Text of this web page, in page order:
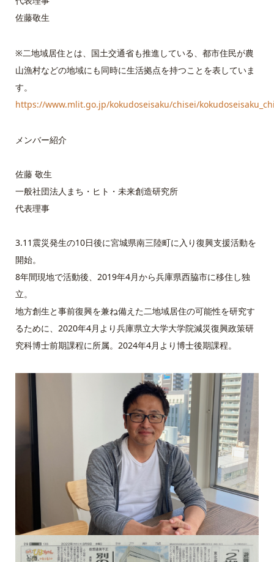
佐藤敬生
※二地域居住とは、国土交通省も推進している、都市住民が農
山漁村などの地域にも同時に生活拠点を持つことを表していま
す。
https://www.mlit.go.jp/kokudoseisaku/chisei/
メンバー紹介
佐藤 敬生
一般社団法人まち・ヒト・未来創造研究所
代表理事
3.11震災発生の10日後に宮城県南三陸町に入り復興支援活動を
開始。
8年間現地で活動後、2019年4月から兵庫県西脇市に移住し独
立。
地方創生と事前復興を兼ね備えた二地域居住の可能性を研究す
るために、2020年4月より兵庫県立大学大学院減災復興政策研
究科博士前期課程に所属。2024年4月より博士後期課程。